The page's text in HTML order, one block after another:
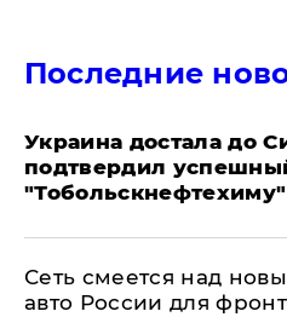
Последние
Украина достала до
подтвердил
"Тобольскнефтехиму"
Сеть смеется над
авто России для